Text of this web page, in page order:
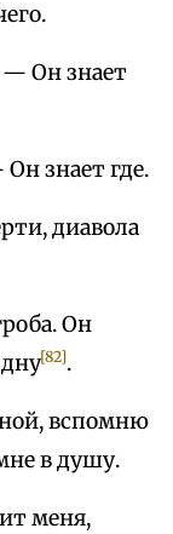
Он знает
знает где.
диавола
Он
[82].
вспомню
в душу.
меня,